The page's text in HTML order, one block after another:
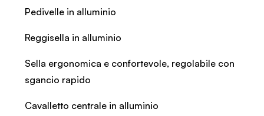
Pedivelle in alluminio
Reggisella in alluminio
Sella ergonomica e confortevole, regolabile con
sgancio rapido
Cavalletto centrale in alluminio